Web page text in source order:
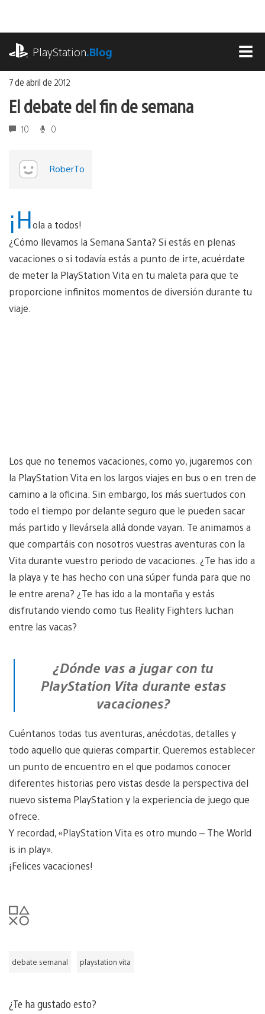
contenido
PlayStation.Blog
7 de abril de 2012
El debate del fin de semana
10 0
RoberTo
¡Hola a todos!
¿Cómo llevamos la Semana Santa? Si estás en plenas
vacaciones o si todavía estás a punto de irte, acuérdate
de meter la PlayStation Vita en tu maleta para que te
proporcione infinitos momentos de diversión durante tu
viaje.
Los que no tenemos vacaciones, como yo, jugaremos con
la PlayStation Vita en los largos viajes en bus o en tren de
camino a la oficina. Sin embargo, los más suertudos con
todo el tiempo por delante seguro que le pueden sacar
más partido y llevársela allá donde vayan. Te animamos a
que compartáis con nosotros vuestras aventuras con la
Vita durante vuestro periodo de vacaciones. ¿Te has ido a
la playa y te has hecho con una súper funda para que no
le entre arena? ¿Te has ido a la montaña y estás
disfrutando viendo como tus Reality Fighters luchan
entre las vacas?
¿Dónde vas a jugar con tu
PlayStation Vita durante estas
vacaciones?
Cuéntanos todas tus aventuras, anécdotas, detalles y
todo aquello que quieras compartir. Queremos establecer
un punto de encuentro en el que podamos conocer
diferentes historias pero vistas desde la perspectiva del
nuevo sistema PlayStation y la experiencia de juego que
ofrece.
Y recordad, «PlayStation Vita es otro mundo – The World
is in play».
¡Felices vacaciones!
debate semanal playstation vita
¿Te ha gustado esto?